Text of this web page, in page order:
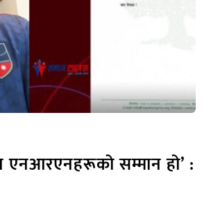
एनआरएनहरूको सम्मान हो’ :